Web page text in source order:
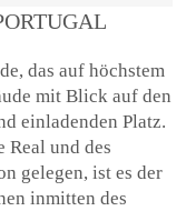
das auf höchstem
mit Blick auf den
einladenden Platz.
Real und des
gelegen, ist es der
inmitten des